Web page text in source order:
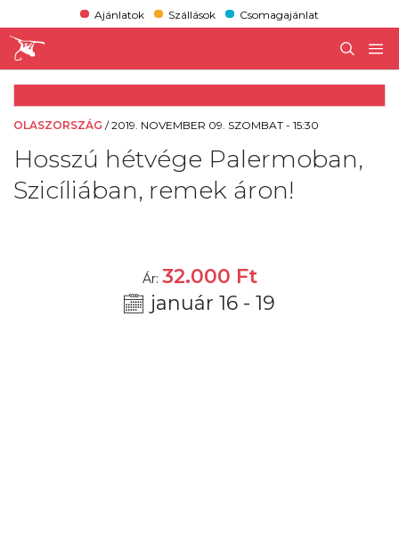
Ajánlatok Szállások Csomagajánlat
OLASZORSZÁG /2019. NOVEMBER 09. SZOMBAT - 15:30
Hosszú hétvége Palermoban,
Szicíliában, remek áron!
Ár: 32.000 Ft
január 16 - 19